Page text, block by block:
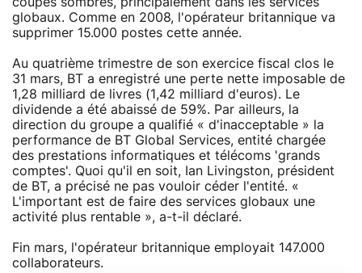
globaux. Comme en 2008, l'opérateur britannique va
supprimer 15.000 postes cette année.
Au quatrième trimestre de son exercice fiscal clos le
31 mars, BT a enregistré une perte nette imposable de
1,28 milliard de livres (1,42 milliard d'euros). Le
dividende a été abaissé de 59%. Par ailleurs, la
direction du groupe a qualifié « d'inacceptable » la
performance de BT Global Services, entité chargée
des prestations informatiques et télécoms 'grands
comptes'. Quoi qu'il en soit, Ian Livingston, président
de BT, a précisé ne pas vouloir céder l'entité. «
L'important est de faire des services globaux une
activité plus rentable », a-t-il déclaré.
Fin mars, l'opérateur britannique employait 147.000
collaborateurs.